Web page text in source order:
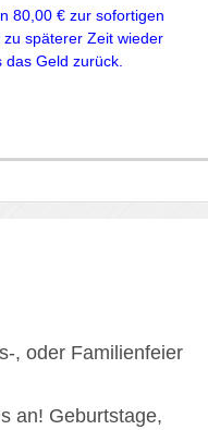
80,00 € zur sofortigen
späterer Zeit wieder
Geld zurück.
, oder Familienfeier
an! Geburtstage,